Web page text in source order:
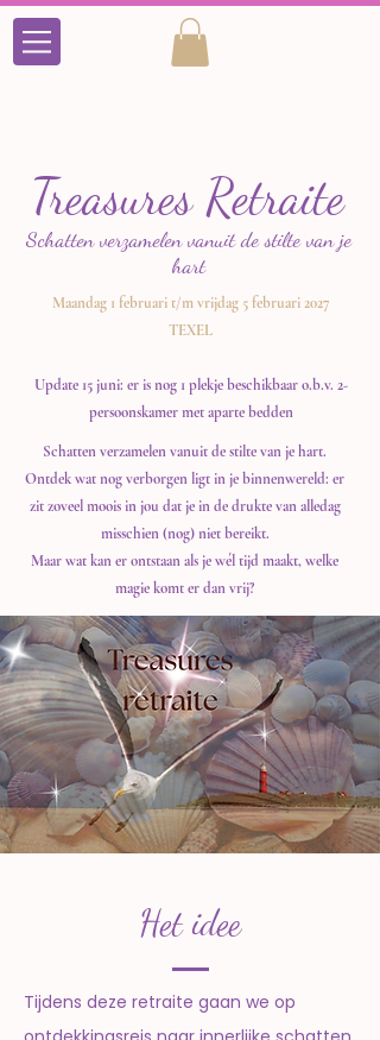
Treasures Retraite
Schatten verzamelen vanuit de stilte van je
hart
Maandag 1 februari t/m vrijdag 5 februari 2027
TEXEL
Update 15 juni: er is nog 1 plekje beschikbaar o.b.v. 2-
persoonskamer met aparte bedden
Schatten verzamelen vanuit de stilte van je hart.
Ontdek wat nog verborgen ligt in je binnenwereld: er
zit zoveel moois in jou dat je in de drukte van alledag
misschien (nog) niet bereikt.
Maar wat kan er ontstaan als je wél tijd maakt, welke
magie komt er dan vrij?
Het idee
Tijdens deze retraite gaan we op